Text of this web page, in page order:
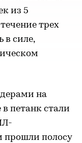
из 5
трех
в силе,
на
петанк стали
прошли полосу